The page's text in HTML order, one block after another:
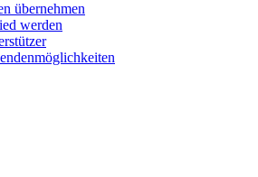
übernehmen
werden